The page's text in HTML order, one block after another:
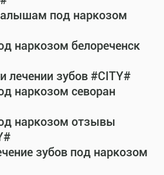
под наркозом
наркозом белореченск
лечении зубов #CITY#
наркозом севоран
наркозом отзывы
зубов под наркозом